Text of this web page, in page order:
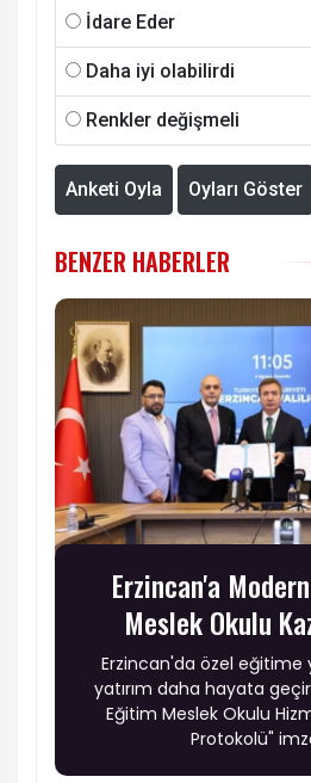
İdare Eder
Daha iyi olabilirdi
Renkler değişmeli
Anketi Oyla Oyları Göster
BENZER HABERLER
Erzincan'a
Meslek Okulu
Erzincan'da özel eğitime
yatırım daha hayata
Eğitim Meslek Okulu
Protokolü"